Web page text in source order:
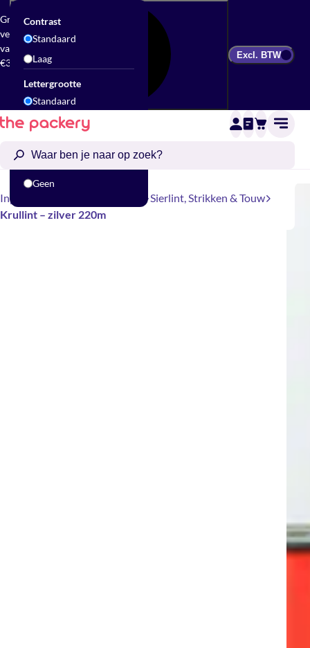
Gratis
verzending
vanaf
€300
Contrast
Standaard
Laag
Lettergrootte
Standaard
Groot
Geen
Excl. BTW
Inpakken
Sierlint, Strikken & Touw
Krullint – zilver 220m